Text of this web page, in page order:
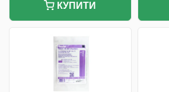
КУПИТИ